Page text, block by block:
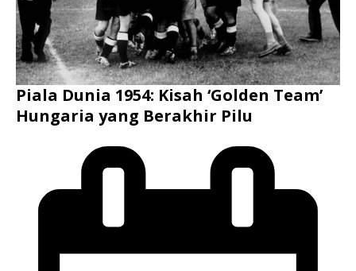
Piala Dunia 1954: Kisah ‘Golden Team’
Hungaria yang Berakhir Pilu